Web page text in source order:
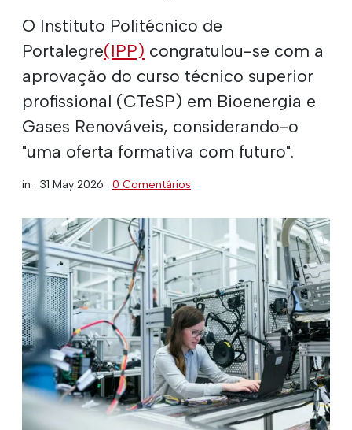
O Instituto Politécnico de
Portalegre(IPP) congratulou-se com a
aprovação do curso técnico superior
profissional (CTeSP) em Bioenergia e
Gases Renováveis, considerando-o
"uma oferta formativa com futuro".
in · 31 May 2026 · 0 Comentários